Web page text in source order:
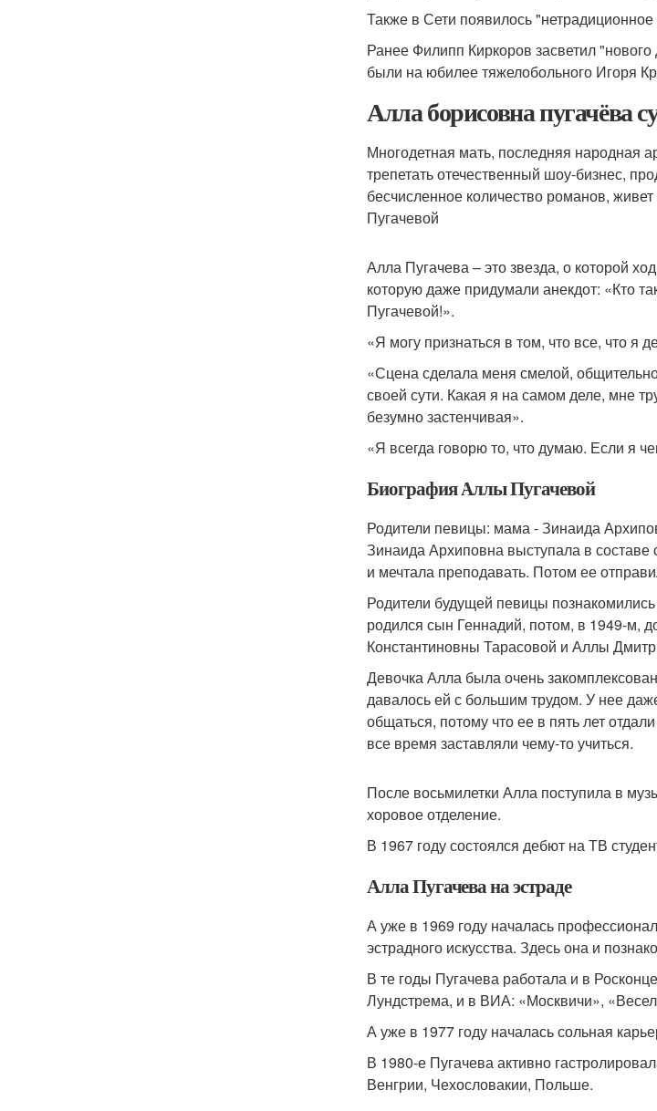
Также в Сети появилось "нетрадиционное
Ранее Филипп Киркоров засветил
были на юбилее тяжелобольного Игоря
Алла борисовна пугачёва
Многодетная мать, последняя народная
трепетать отечественный шоу-бизнес,
бесчисленное количество романов,
Пугачевой
Алла Пугачева – это звезда, о которой
которую даже придумали анекдот: «Кто
Пугачевой!».
«Я могу признаться в том, что все, что я
«Сцена сделала меня смелой,
своей сути. Какая я на самом деле, мне
безумно застенчивая».
«Я всегда говорю то, что думаю. Если я
Биография Аллы Пугачевой
Родители певицы: мама - Зинаида
Зинаида Архиповна выступала в
и мечтала преподавать. Потом ее
Родители будущей певицы
родился сын Геннадий, потом, в 1949-м,
Константиновны Тарасовой и Аллы
Девочка Алла была очень
давалось ей с большим трудом. У нее
общаться, потому что ее в пять лет
все время заставляли чему-то учиться.
После восьмилетки Алла поступила в
хоровое отделение.
В 1967 году состоялся дебют на ТВ
Алла Пугачева на эстраде
А уже в 1969 году началась
эстрадного искусства. Здесь она и
В те годы Пугачева работала и в
Лундстрема, и в ВИА: «Москвичи»,
А уже в 1977 году началась сольная
В 1980-е Пугачева активно
Венгрии, Чехословакии, Польше.